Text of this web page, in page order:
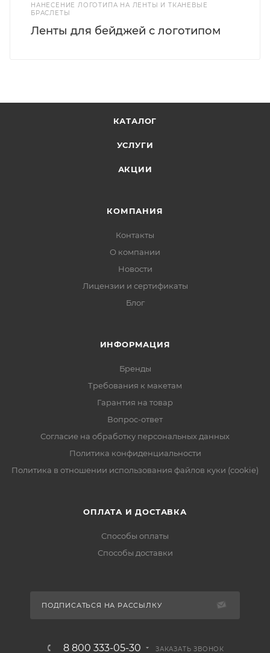
НАНЕСЕНИЕ ЛОГОТИПА НА ЛЕНТЫ И ТКАНЕВЫЕ
БРАСЛЕТЫ
Ленты для бейджей с логотипом
КАТАЛОГ
УСЛУГИ
АКЦИИ
КОМПАНИЯ
Контакты
О компании
Новости
Лицензии и сертификаты
Блог
ИНФОРМАЦИЯ
Бренды
Требования к макетам
Гарантия на товар
Вопрос-ответ
Согласие на обработку персональных данных
Политика конфиденциальности
Политика в отношении использования файлов куки (cookie)
ОПЛАТА И ДОСТАВКА
Способы оплаты
Способы доставки
ПОДПИСАТЬСЯ НА РАССЫЛКУ
8 800 333-05-30 ЗАКАЗАТЬ ЗВОНОК